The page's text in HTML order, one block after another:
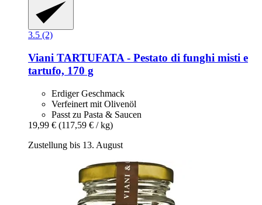
3.5 (2)
Viani TARTUFATA -​ Pestato di funghi misti e
tartufo, 170 g
Erdiger Geschmack
Verfeinert mit Olivenöl
Passt zu Pasta & Saucen
19,99 € (117,59 € / kg)
Zustellung bis 13. August